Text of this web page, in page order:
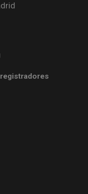
en ventana nueva)
en ventana nueva)
en ventana nueva)